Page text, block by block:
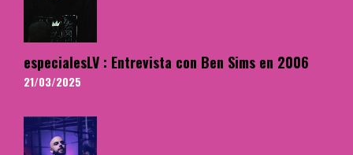
especialesLV : Entrevista con Ben Sims en 2006
21/03/2025